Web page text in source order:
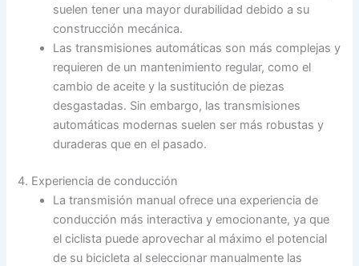
suelen tener una mayor durabilidad debido a su
construcción mecánica.
Las transmisiones automáticas son más complejas y
requieren de un mantenimiento regular, como el
cambio de aceite y la sustitución de piezas
desgastadas. Sin embargo, las transmisiones
automáticas modernas suelen ser más robustas y
duraderas que en el pasado.
4. Experiencia de conducción
La transmisión manual ofrece una experiencia de
conducción más interactiva y emocionante, ya que
el ciclista puede aprovechar al máximo el potencial
de su bicicleta al seleccionar manualmente las